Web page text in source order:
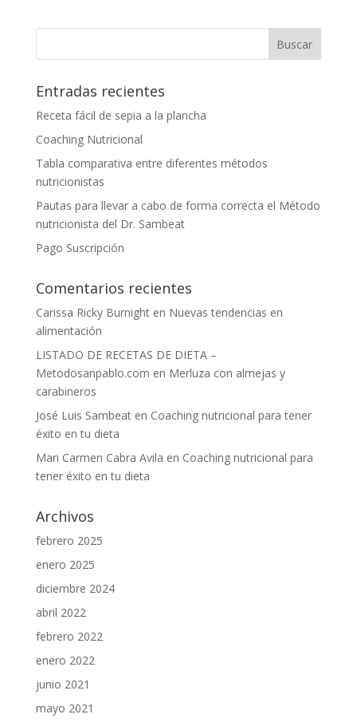
Entradas recientes
Receta fácil de sepia a la plancha
Coaching Nutricional
Tabla comparativa entre diferentes métodos
nutricionistas
Pautas para llevar a cabo de forma correcta el Método
nutricionista del Dr. Sambeat
Pago Suscripción
Comentarios recientes
Carissa Ricky Burnighten Nuevas tendencias en
alimentación
LISTADO DE RECETAS DE DIETA –
Metodosanpablo.com en Merluza con almejas y
carabineros
José Luis Sambeaten Coaching nutricional para tener
éxito en tu dieta
Mari Carmen Cabra Avila en Coaching nutricional para
tener éxito en tu dieta
Archivos
febrero 2025
enero 2025
diciembre 2024
abril 2022
febrero 2022
enero 2022
junio 2021
mayo 2021